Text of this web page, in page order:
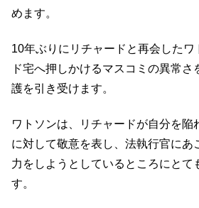
めます。
10年ぶりにリチャードと再会したワ
ド宅へ押しかけるマスコミの異常
護を引き受けます。
ワトソンは、リチャードが自分を陥
に対して敬意を表し、法執行官にあ
力をしようとしているところにとて
す。